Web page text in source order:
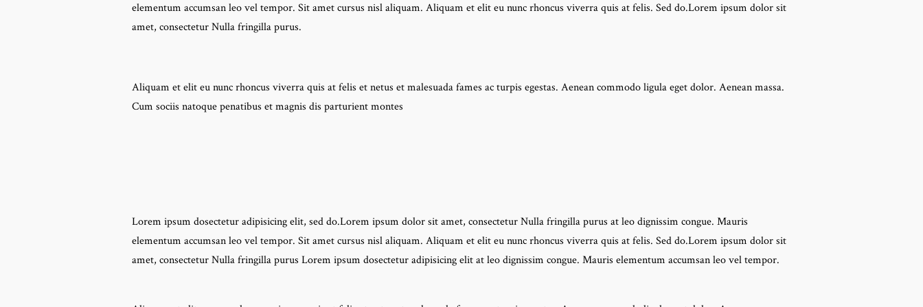
elementum accumsan leo vel tempor. Sit amet cursus nisl aliquam. Aliquam et elit eu nunc rhoncus viverra quis at felis. Sed do.Lorem ipsum dolor sit
amet, consectetur Nulla fringilla purus.
Aliquam et elit eu nunc rhoncus viverra quis at felis et netus et malesuada fames ac turpis egestas. Aenean commodo ligula eget dolor. Aenean massa.
Cum sociis natoque penatibus et magnis dis parturient montes
Lorem ipsum dosectetur adipisicing elit, sed do.Lorem ipsum dolor sit amet, consectetur Nulla fringilla purus at leo dignissim congue. Mauris
elementum accumsan leo vel tempor. Sit amet cursus nisl aliquam. Aliquam et elit eu nunc rhoncus viverra quis at felis. Sed do.Lorem ipsum dolor sit
amet, consectetur Nulla fringilla purus Lorem ipsum dosectetur adipisicing elit at leo dignissim congue. Mauris elementum accumsan leo vel tempor.